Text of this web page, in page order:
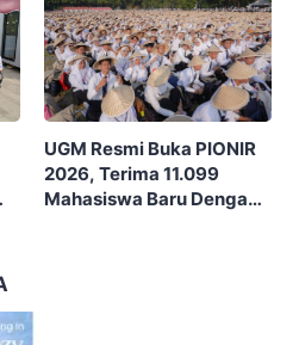
UGM Resmi Buka PIONIR
2026, Terima 11.099
Mahasiswa Baru Dengan